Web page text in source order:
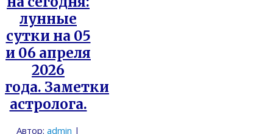
лунные
сутки на 05
и 06 апреля
2026
года. Заметки
астролога.
Автор: admin |